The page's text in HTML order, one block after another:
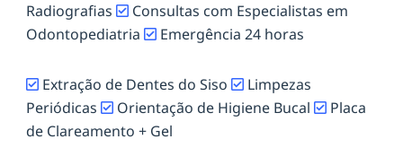
Radiografias
Consultas com Especialistas em
Odontopediatria
Emergência 24 horas
Extração de Dentes do Siso
Limpezas
Periódicas
Orientação de Higiene Bucal
Placa
de Clareamento + Gel